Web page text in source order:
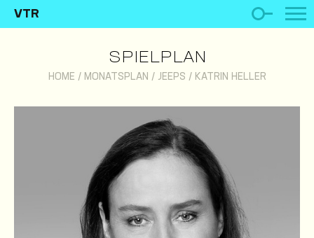
VTR
SPIELPLAN
HOME / MONATSPLAN / JEEPS / KATRIN HELLER